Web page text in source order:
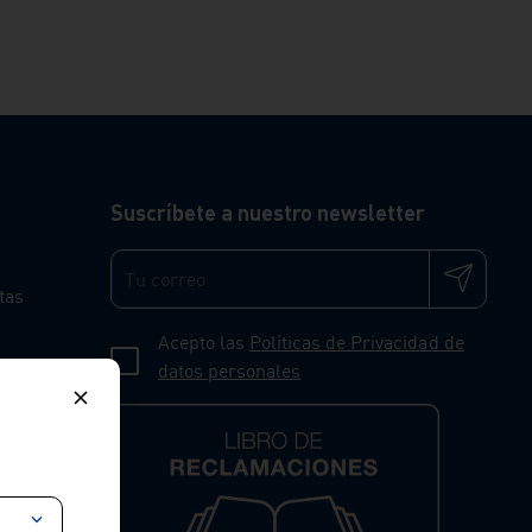
Suscríbete a nuestro newsletter
Acepto las Políticas de Privacidad de
datos personales